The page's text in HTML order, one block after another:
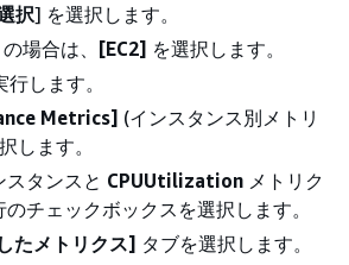
択] を選択します。
の場合は、 [EC2] を選択します。
します。
Metrics] (インスタンス別メトリ
します。
スタンスと CPUUtilization メトリク
のチェックボックスを選択します。
たメトリクス] タブを選択します。